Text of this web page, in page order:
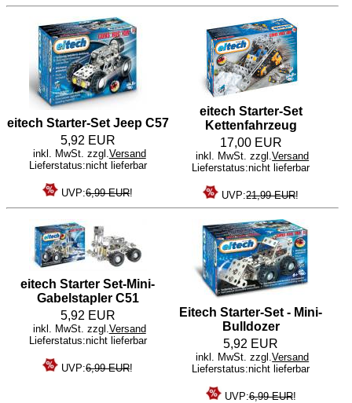
eitech Starter-Set Jeep C57
5,92 EUR
inkl. MwSt. zzgl.Versand
Lieferstatus:nicht lieferbar
UVP:6,99 EUR!
eitech Starter-Set
Kettenfahrzeug
17,00 EUR
inkl. MwSt. zzgl.Versand
Lieferstatus:nicht lieferbar
UVP:21,99 EUR!
eitech Starter Set-Mini-
Gabelstapler C51
5,92 EUR
inkl. MwSt. zzgl. Versand
Lieferstatus:nicht lieferbar
UVP:6,99 EUR!
Eitech Starter-Set - Mini-
Bulldozer
5,92 EUR
inkl. MwSt. zzgl.Versand
Lieferstatus:nicht lieferbar
UVP:6,99 EUR!